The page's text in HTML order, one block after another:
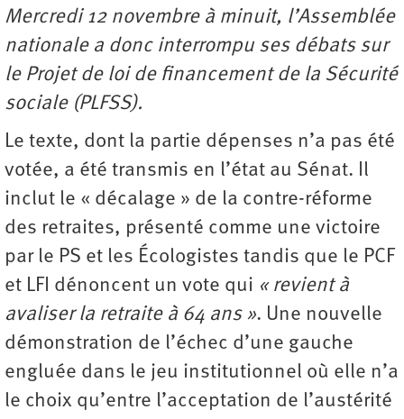
Mercredi 12 novembre à minuit, l’Assemblée
nationale a donc interrompu ses débats sur
le Projet de loi de financement de la Sécurité
sociale (PLFSS).
Le texte, dont la partie dépenses n’a pas été
votée, a été transmis en l’état au Sénat. Il
inclut le « décalage » de la contre-réforme
des retraites, présenté comme une victoire
par le PS et les Écologistes tandis que le PCF
et LFI dénoncent un vote qui « revient à
avaliser la retraite à 64 ans ». Une nouvelle
démonstration de l’échec d’une gauche
engluée dans le jeu institutionnel où elle n’a
le choix qu’entre l’acceptation de l’austérité